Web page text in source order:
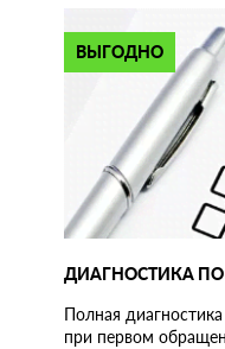
ВЫГОДНО
ДИАГНОСТИКА ПО
Полная
при первом